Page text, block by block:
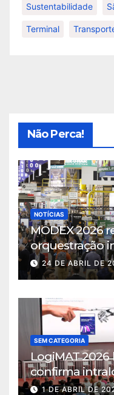
Sustentabilidade
Terminal
Não Perca!
NOTÍCIAS
MODEX 2026
orquestração
intralogística
24 DE ABRIL DE
SEM CATEGORIA
LogiMAT 2026
confirma
de decisão
1 DE ABRIL DE